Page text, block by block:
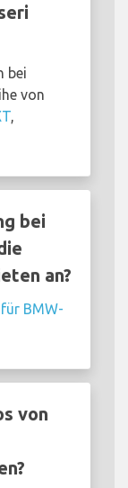
bei
von
,
bei
an?
BMW-
von